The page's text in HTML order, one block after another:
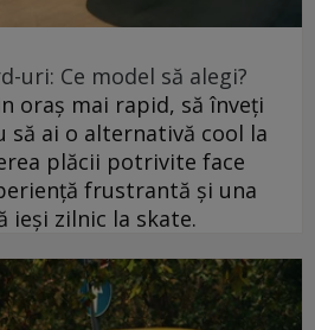
uri: Ce model să alegi?
oraș mai rapid, să înveți
să ai o alternativă cool la
plăcii potrivite face
frustrantă și una
ieși zilnic la skate.